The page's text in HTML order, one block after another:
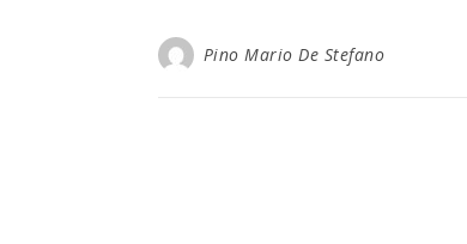
Pino Mario De Stefano